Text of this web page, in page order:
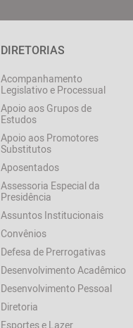
DIRETORIAS
Acompanhamento
Legislativo e Processual
Apoio aos Grupos de
Estudos
Apoio aos Promotores
Substitutos
Aposentados
Assessoria Especial da
Presidência
Assuntos Institucionais
Convênios
Defesa de Prerrogativas
Desenvolvimento Acadêmico
Desenvolvimento Pessoal
Diretoria
Esportes e Lazer